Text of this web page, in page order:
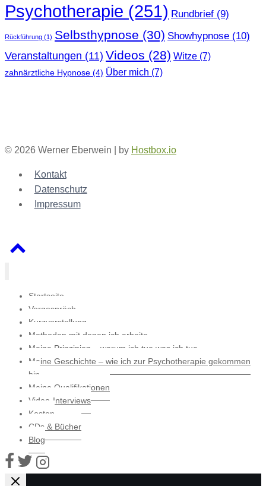
Psychotherapie (251) Rundbrief (9)
Rückführung (1) Selbsthypnose (30) Showhypnose (10)
Veranstaltungen (11) Videos (28) Witze (7)
zahnärztliche Hypnose (4) Über mich (7)
© 2026 Werner Eberwein | by Hostbox.io
Kontakt
Datenschutz
Impressum
Startseite
Vorgespräch
Kurzvorstellung
Methoden mit denen ich arbeite
Meine Prinzipien – warum ich tue was ich tue
Meine Geschichte – wie ich zur Psychotherapie gekommen
bin
Meine Qualifikationen
Video-Interviews
Kosten
CDs & Bücher
Blog